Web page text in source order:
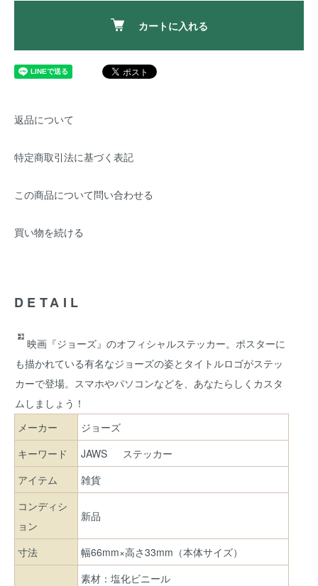
カートに入れる
返品について
特定商取引法に基づく表記
この商品について問い合わせる
買い物を続ける
DETAIL
映画『ジョーズ』のオフィシャルステッカー。ポスターに
も描かれている有名なジョーズの姿とタイトルロゴがステッ
カーで登場。スマホやパソコンなどを、あなたらしくカスタ
ムしましょう！
メーカー
ジョーズ
キーワード
JAWS
ステッカー
アイテム
雑貨
コンディシ
ョン
新品
寸法 幅66mm×高さ33mm（本体サイズ）
素材：塩化ビニール